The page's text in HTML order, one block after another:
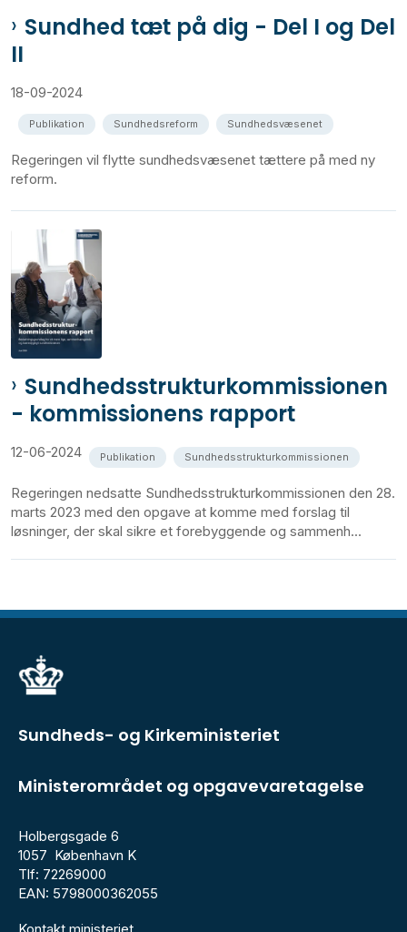
Sundhed tæt på dig - Del I og Del
II
18-09-2024
Publikation Sundhedsreform Sundhedsvæsenet
Regeringen vil flytte sundhedsvæsenet tættere på med ny
reform.
Sundhedsstrukturkommissionen
- kommissionens rapport
12-06-2024 Publikation Sundhedsstrukturkommissionen
Regeringen nedsatte Sundhedsstrukturkommissionen den 28.
marts 2023 med den opgave at komme med forslag til
løsninger, der skal sikre et forebyggende og sammenh...
Sundheds- og Kirkeministeriet
Ministerområdet og opgavevaretagelse
Holbergsgade 6
1057 København K
Tlf: 72269000
EAN: 5798000362055